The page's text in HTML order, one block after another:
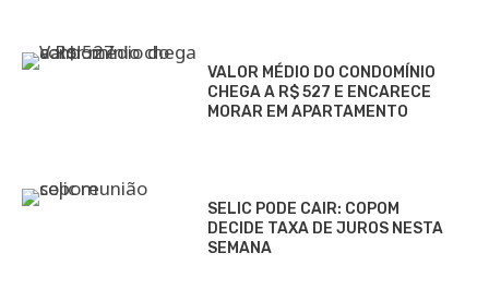
VALOR MÉDIO DO CONDOMÍNIO
CHEGA A R$ 527 E ENCARECE
MORAR EM APARTAMENTO
SELIC PODE CAIR: COPOM
DECIDE TAXA DE JUROS NESTA
SEMANA